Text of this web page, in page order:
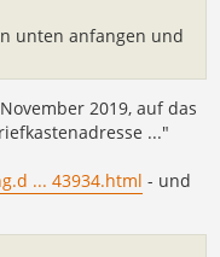
unten anfangen und
2019, auf das
..."
... 43934.html - und